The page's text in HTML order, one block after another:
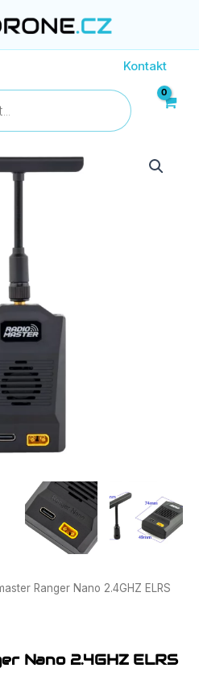
Kontakt
Ranger Nano 2.4GHZ ELRS
Nano 2.4GHZ ELRS